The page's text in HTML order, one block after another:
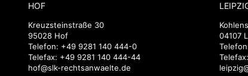
HOF
Kreuzsteinstraße 30
95028 Hof
Telefon: +49 9281 140 444-0
Telefax: +49 9281 140 444-44
hof@slk-rechtsanwaelte.de
04107